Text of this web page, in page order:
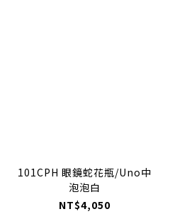
101CPH 眼鏡蛇花瓶/Uno中
泡泡白
NT$4,050